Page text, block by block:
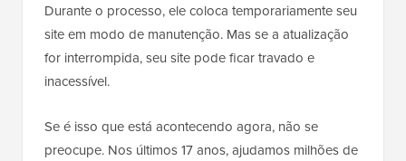
Durante o processo, ele coloca temporariamente seu
site em modo de manutenção. Mas se a atualização
for interrompida, seu site pode ficar travado e
inacessível.
Se é isso que está acontecendo agora, não se
preocupe. Nos últimos 17 anos, ajudamos milhões de